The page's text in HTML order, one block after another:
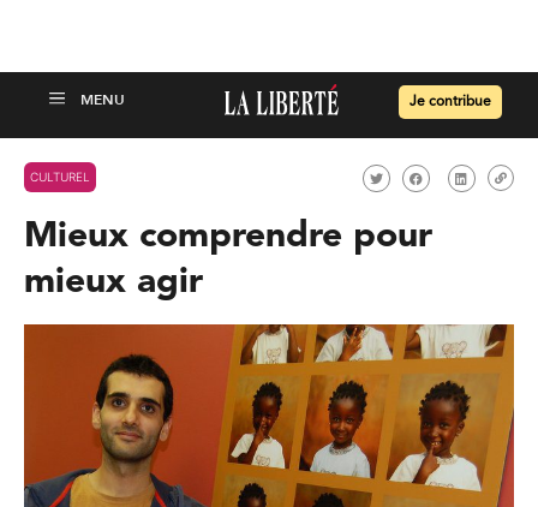
Je contribue
CULTUREL
Mieux comprendre pour
mieux agir